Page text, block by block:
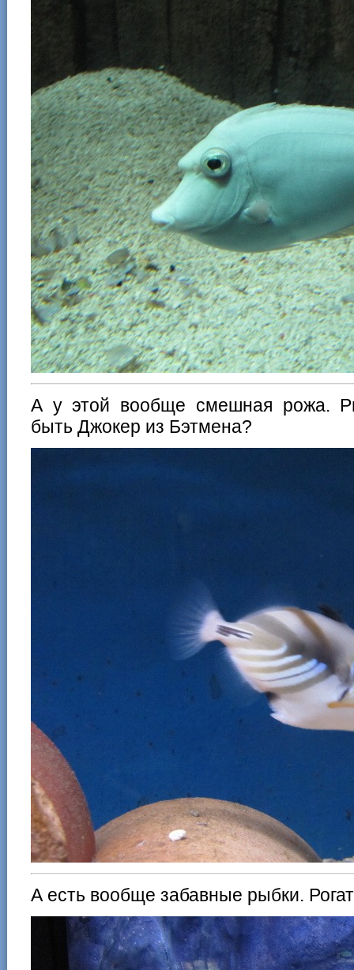
А у этой вообще смешная рожа.
быть Джокер из Бэтмена?
А есть вообще забавные рыбки.